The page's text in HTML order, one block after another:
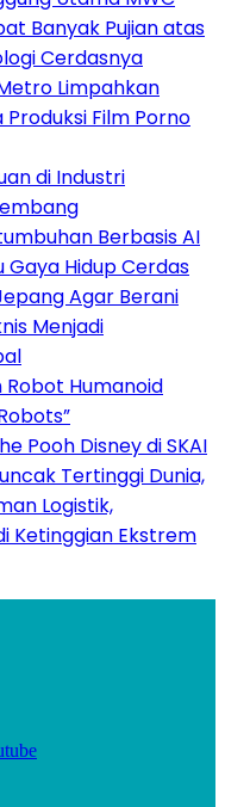
Banyak Pujian atas
Cerdasnya
Limpahkan
Produksi Film Porno
di Industri
Berbasis AI
Gaya Hidup Cerdas
Agar Berani
Menjadi
Robot Humanoid
Pooh Disney di SKAI
Tertinggi Dunia,
Logistik,
Ketinggian Ekstrem